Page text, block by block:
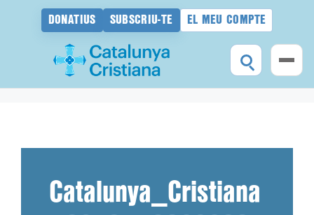
DONATIUS SUBSCRIU-TE EL MEU COMPTE
Catalunya_Cristiana